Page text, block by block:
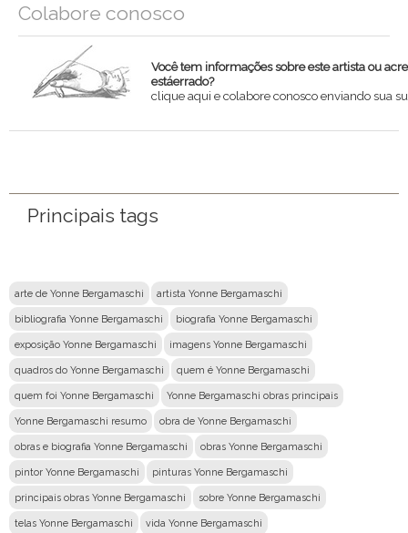
Colabore conosco
Você tem informações sobre este artista ou
estáerrado?
clique aqui e colabore conosco enviando sua
Principais tags
arte de Yonne Bergamaschi artista Yonne Bergamaschi
bibliografia Yonne Bergamaschi biografia Yonne Bergamaschi
exposição Yonne Bergamaschi imagens Yonne Bergamaschi
quadros do Yonne Bergamaschi quem é Yonne Bergamaschi
quem foi Yonne Bergamaschi Yonne Bergamaschi obras principais
Yonne Bergamaschi resumo obra de Yonne Bergamaschi
obras e biografia Yonne Bergamaschi obras Yonne Bergamaschi
pintor Yonne Bergamaschi pinturas Yonne Bergamaschi
principais obras Yonne Bergamaschi sobre Yonne Bergamaschi
telas Yonne Bergamaschi vida Yonne Bergamaschi